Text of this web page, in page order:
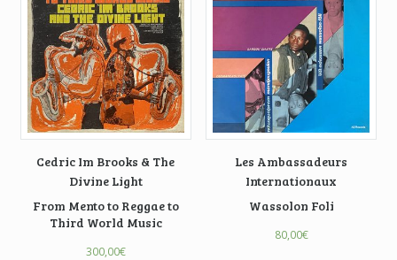
Cedric Im Brooks & The
Divine Light
From Mento to Reggae to
Third World Music
300,00€
Les Ambassadeurs
Internationaux
Wassolon Foli
80,00€